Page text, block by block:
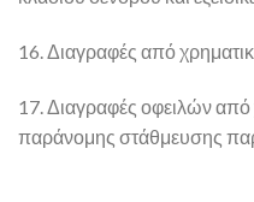
16. Διαγραφές από
17. Διαγραφές οφειλών
παράνομης στάθμευσης